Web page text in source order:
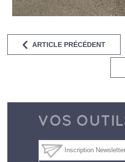
ARTICLE PRÉCÉDENT